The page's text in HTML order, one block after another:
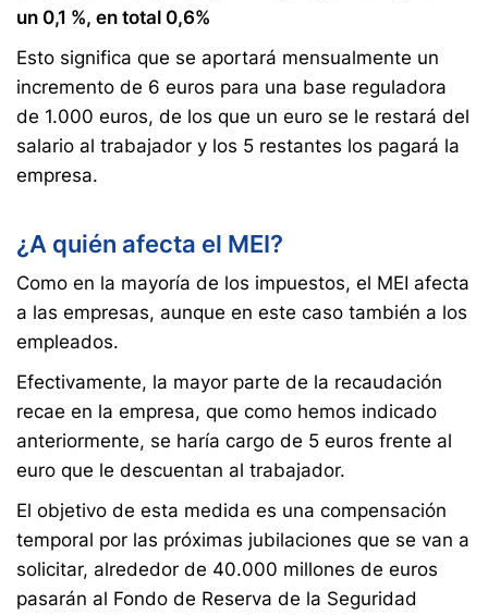
un 0,1 %, en total 0,6%
Esto significa que se aportará mensualmente un
incremento de 6 euros para una base reguladora
de 1.000 euros, de los que un euro se le restará del
salario al trabajador y los 5 restantes los pagará la
empresa.
¿A quién afecta el MEI?
Como en la mayoría de los impuestos, el MEI afecta
a las empresas, aunque en este caso también a los
empleados.
Efectivamente, la mayor parte de la recaudación
recae en la empresa, que como hemos indicado
anteriormente, se haría cargo de 5 euros frente al
euro que le descuentan al trabajador.
El objetivo de esta medida es una compensación
temporal por las próximas jubilaciones que se van a
solicitar, alrededor de 40.000 millones de euros
pasarán al Fondo de Reserva de la Seguridad